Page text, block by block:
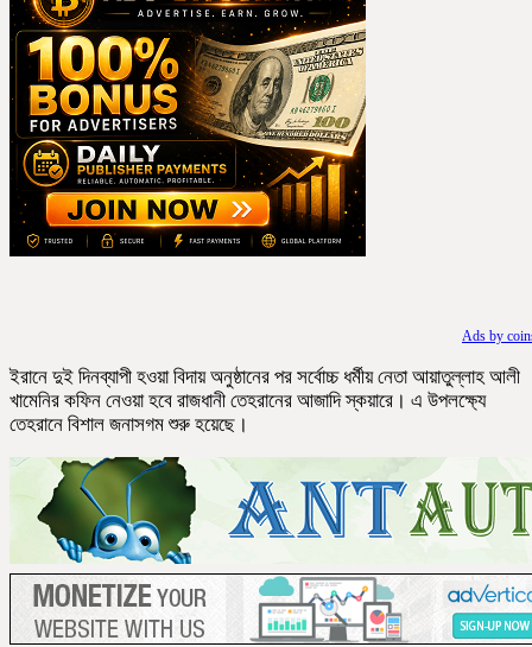
Ads by
ইরানে দুই দিনব্যাপী হওয়া বিদায় অনুষ্ঠানের পর সর্বোচ্চ ধর্মীয় নেতা আয়াতুল্লাহ আলী
খামেনির কফিন নেওয়া হবে রাজধানী তেহরানের আজাদি স্কয়ারে। এ উপলক্ষ্যে
তেহরানে বিশাল জনাসগম শুরু হয়েছে।